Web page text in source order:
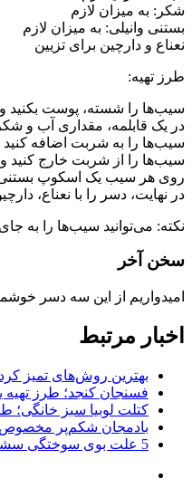
شکر: به میزان لازم
بستنی وانیلی: به میزان لازم
نعناع و دارچین برای تزیین
طرز تهیه:
سیب‌ها را شسته، پوست بکنید
در یک قابلمه، مقداری آب و
سیب‌ها را به شربت اضافه کنید
سیب‌ها را از شربت خارج کنید
روی هر سیب یک اسکوپ بستنی
در نهایت، دسر را با نعناع،
نکته: می‌توانید سیب‌ها را به
سخن آخر
امیدواریم از این سه دسر
اخبار مرتبط
بهترین روش‌های تمیز
فسنجان کنجد؛ طرز
کتلت لوبیا سبز خانگی؛
بادمجان شکم‌پر مخصوص
5 علت بوی سوختگی سشوار جانسون و کارهایی که باید انجام دهید